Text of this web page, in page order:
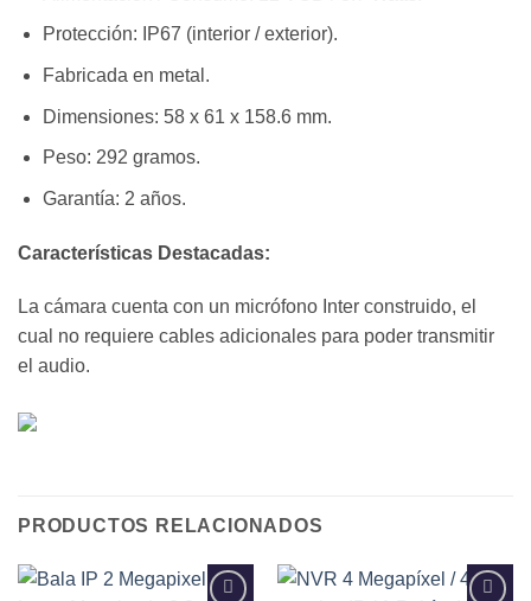
Protección: IP67 (interior / exterior).
Fabricada en metal.
Dimensiones: 58 x 61 x 158.6 mm.
Peso: 292 gramos.
Garantía: 2 años.
Características Destacadas:
La cámara cuenta con un micrófono Inter construido, el
cual no requiere cables adicionales para poder transmitir
el audio.
PRODUCTOS RELACIONADOS